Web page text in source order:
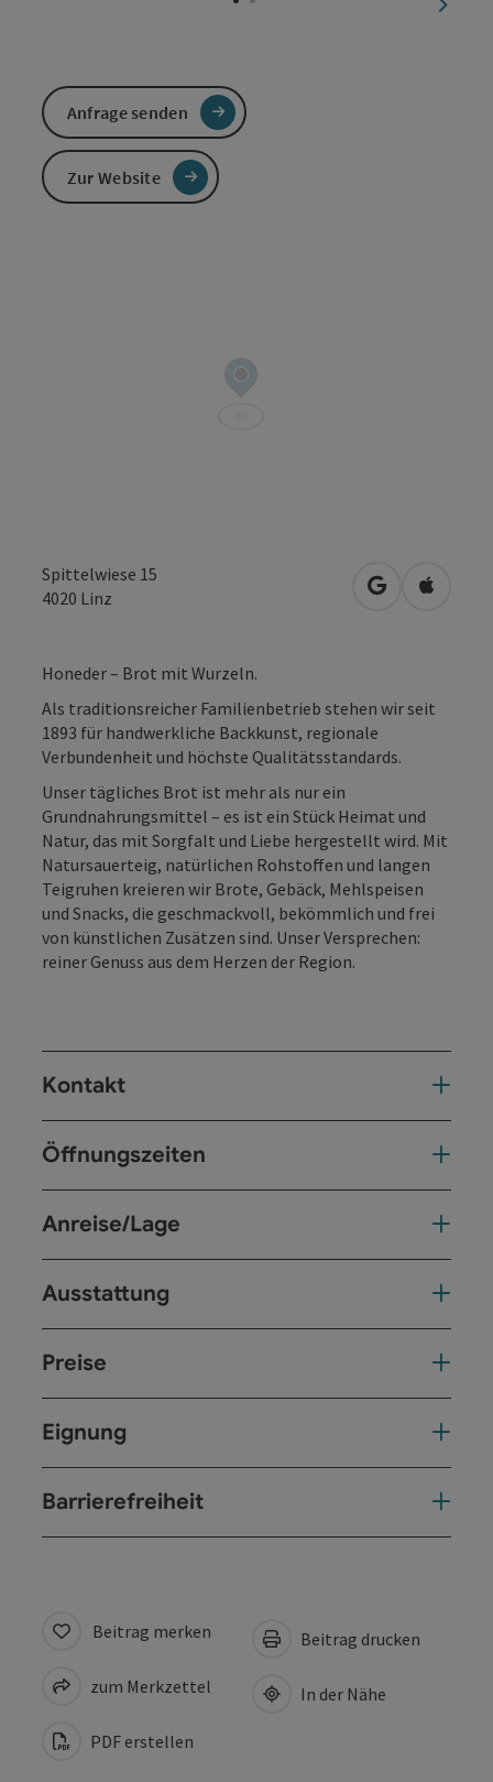
Spittelwiese 15
4020 Linz in Google
in
Honeder – Brot mit Wurzeln.
Als traditionsreicher Familienbetrieb stehen wir seit
1893 für handwerkliche Backkunst, regionale
Verbundenheit und höchste Qualitätsstandards.
Unser tägliches Brot ist mehr als nur ein
Grundnahrungsmittel – es ist ein Stück Heimat und
Natur, das mit Sorgfalt und Liebe hergestellt wird. Mit
Natursauerteig, natürlichen Rohstoffen und langen
Teigruhen kreieren wir Brote, Gebäck, Mehlspeisen
und Snacks, die geschmackvoll, bekömmlich und frei
von künstlichen Zusätzen sind. Unser Versprechen:
reiner Genuss aus dem Herzen der Region.
Kontakt
Öffnungszeiten
Anreise/Lage
Ausstattung
Preise
Eignung
Barrierefreiheit
Anfrage senden
Zur Website
Beitrag merken
zum Merkzettel
PDF erstellen
Beitrag drucken
In der Nähe